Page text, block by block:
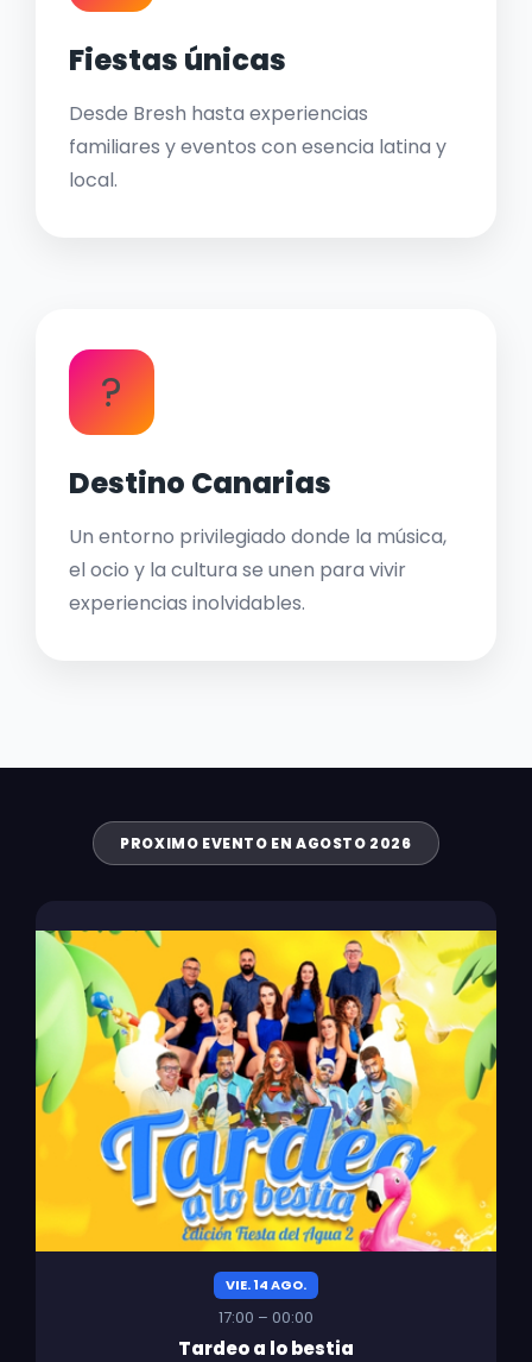
Fiestas únicas
Desde Bresh hasta experiencias
familiares y eventos con esencia latina y
local.
?
Destino Canarias
Un entorno privilegiado donde la música,
el ocio y la cultura se unen para vivir
experiencias inolvidables.
PROXIMO EVENTO EN AGOSTO 2026
VIE. 14 AGO.
17:00 – 00:00
Tardeo a lo bestia